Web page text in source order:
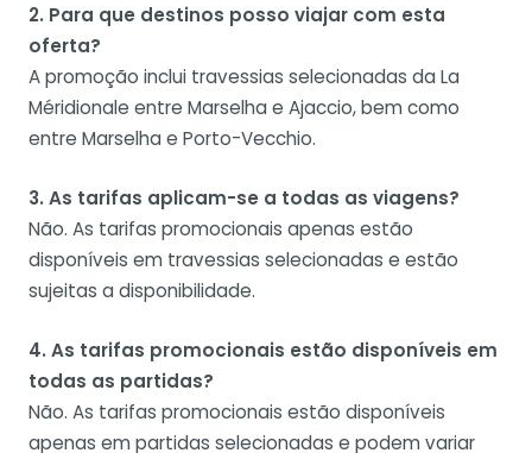
2. Para que destinos posso viajar com esta
oferta?
A promoção inclui travessias selecionadas da La
Méridionale entre Marselha e Ajaccio, bem como
entre Marselha e Porto-Vecchio.
3. As tarifas aplicam-se a todas as viagens?
Não. As tarifas promocionais apenas estão
disponíveis em travessias selecionadas e estão
sujeitas a disponibilidade.
4. As tarifas promocionais estão disponíveis em
todas as partidas?
Não. As tarifas promocionais estão disponíveis
apenas em partidas selecionadas e podem variar